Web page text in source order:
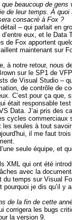
beaucoup de
de leur temps. À
consacré à Fox ?
– qui parlait en
eux, et le Data
Fox apportent
maintenant sur
à notre retour, nous
sur le SP1 de
de Visual Studio –
de contrôle de
C’est pour ça
était responsable
Data. J’ai pris des
cycles
les seules à tout
il me faut
seule équipe, et
XML qui ont été
avec la
temps sur Visual
je dis qu’il
de la fin de cette
corrigera les bugs
la version 9.